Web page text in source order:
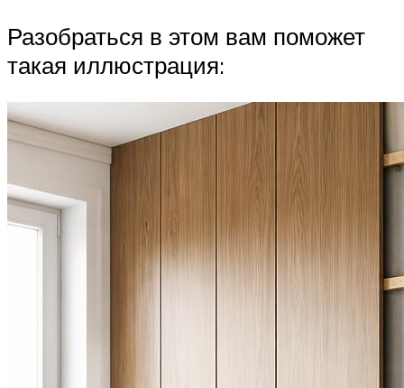
Разобраться в этом вам поможет
такая иллюстрация: